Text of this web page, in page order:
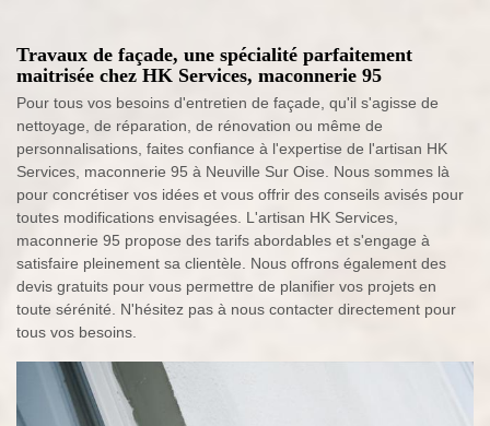
Travaux de façade, une spécialité parfaitement
maitrisée chez HK Services, maconnerie 95
Pour tous vos besoins d'entretien de façade, qu'il s'agisse de
nettoyage, de réparation, de rénovation ou même de
personnalisations, faites confiance à l'expertise de l'artisan HK
Services, maconnerie 95 à Neuville Sur Oise. Nous sommes là
pour concrétiser vos idées et vous offrir des conseils avisés pour
toutes modifications envisagées. L'artisan HK Services,
maconnerie 95 propose des tarifs abordables et s'engage à
satisfaire pleinement sa clientèle. Nous offrons également des
devis gratuits pour vous permettre de planifier vos projets en
toute sérénité. N'hésitez pas à nous contacter directement pour
tous vos besoins.